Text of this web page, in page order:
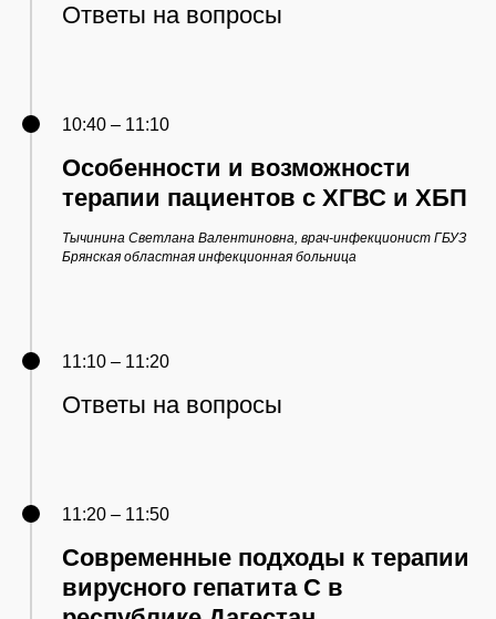
Ответы на вопросы
10:40 – 11:10
Особенности и возможности
терапии пациентов с ХГВС и ХБП
Тычинина Светлана Валентиновна, врач-инфекционист ГБУЗ
Брянская областная инфекционная больница
11:10 – 11:20
Ответы на вопросы
11:20 – 11:50
Современные подходы к терапии
вирусного гепатита С в